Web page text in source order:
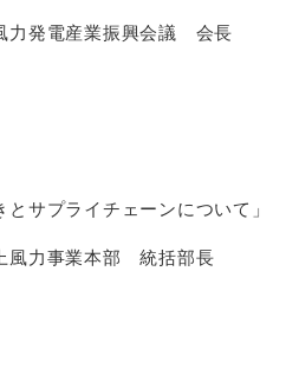
力発電産業振興会議 会長
サプライチェーンについて」
風力事業本部 統括部長